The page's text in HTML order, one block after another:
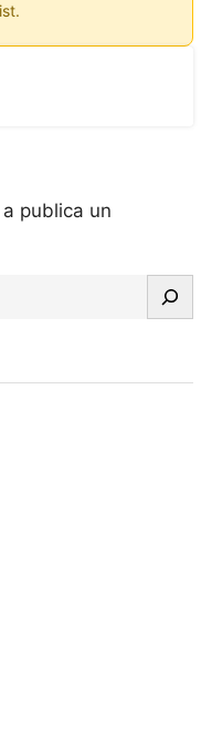
publica un